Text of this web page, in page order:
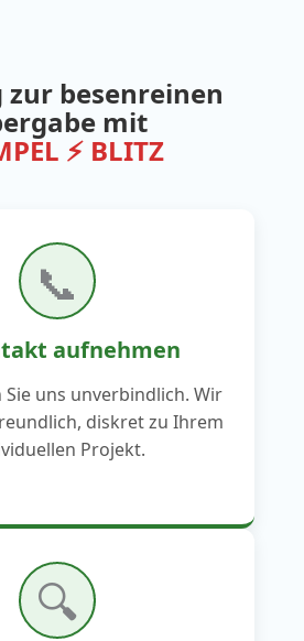
zur besenreinen
mit
⚡ BLITZ
📞
aufnehmen
uns unverbindlich. Wir
diskret zu Ihrem
Projekt.
🔍